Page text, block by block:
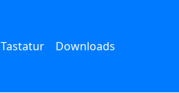
Tastatur Downloads